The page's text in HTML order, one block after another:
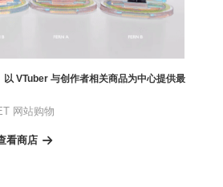
VTuber 与创作者相关商品为中心提供最
网站购物
看商店